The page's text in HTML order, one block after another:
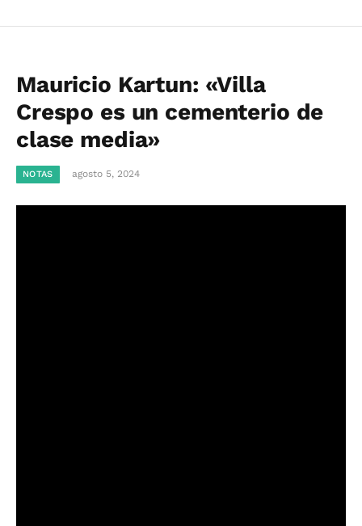
Mauricio Kartun: «Villa
Crespo es un cementerio de
clase media»
NOTAS agosto 5, 2024